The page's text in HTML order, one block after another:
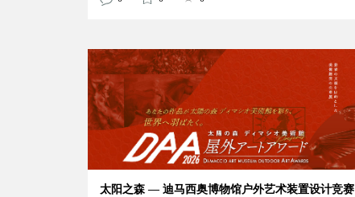
太阳之森 — 迪马西奥博物馆户外艺术装置设计竞赛